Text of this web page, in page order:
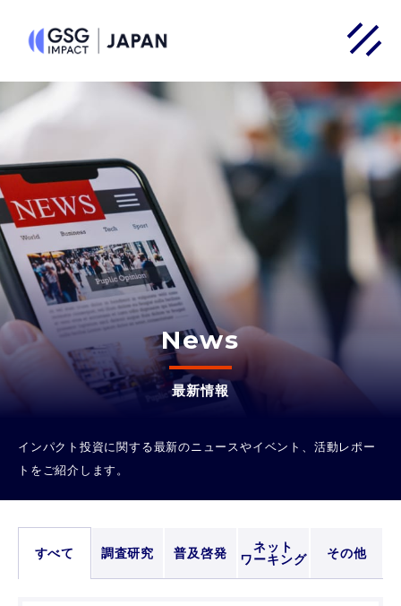
News
最新情報
インパクト投資に関する最新のニュースやイベント、活動レポー
トをご紹介します。
すべて 調査研究 普及啓発
ネット
ワーキング
その他